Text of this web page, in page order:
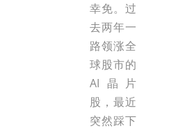
幸免。过
去两年一
路领涨全
球股市的
AI晶片
股，最近
突然踩下